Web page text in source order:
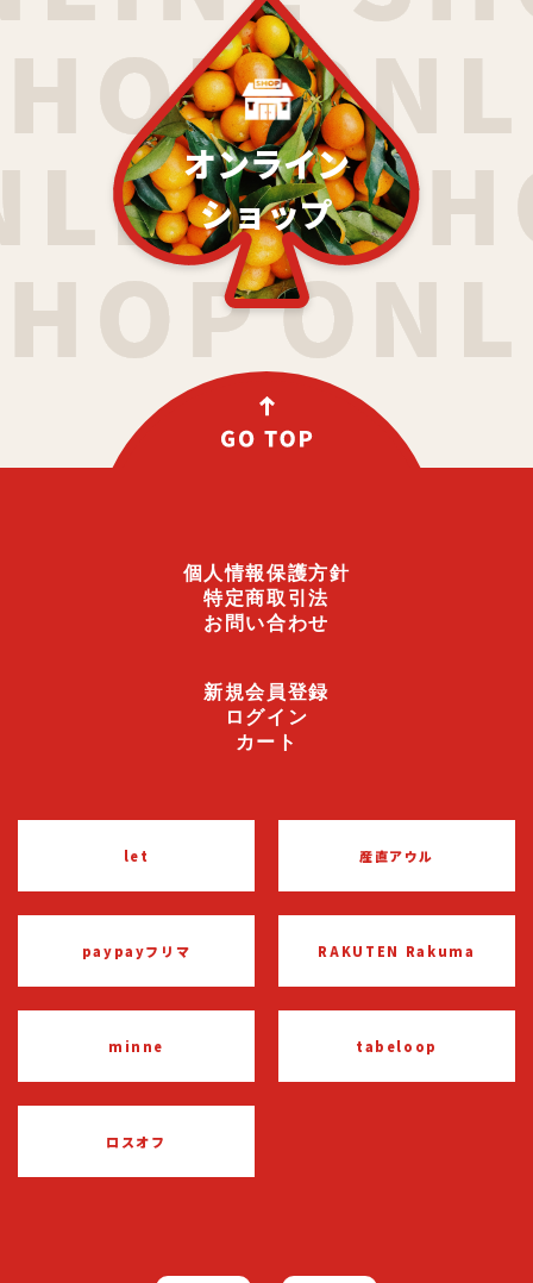
オンライン
ショップ
個人情報保護方針
特定商取引法
お問い合わせ
新規会員登録
ログイン
カート
let 産直アウル
paypayフリマ RAKUTEN Rakuma
minne tabeloop
ロスオフ